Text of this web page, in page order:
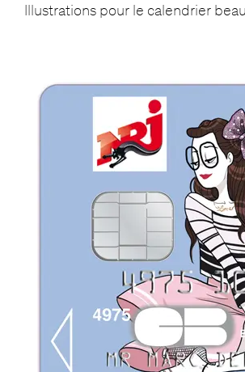
Illustrations pour le calendrier